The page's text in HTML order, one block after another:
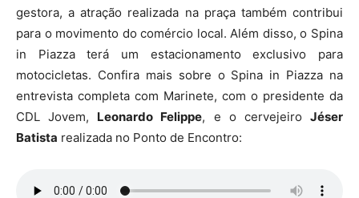
gestora, a atração realizada na praça também contribui
para o movimento do comércio local. Além disso, o Spina
in Piazza terá um estacionamento exclusivo para
motocicletas. Confira mais sobre o Spina in Piazza na
entrevista completa com Marinete, com o presidente da
CDL Jovem, Leonardo Felippe, e o cervejeiroJéser
Batista realizada no Ponto de Encontro: